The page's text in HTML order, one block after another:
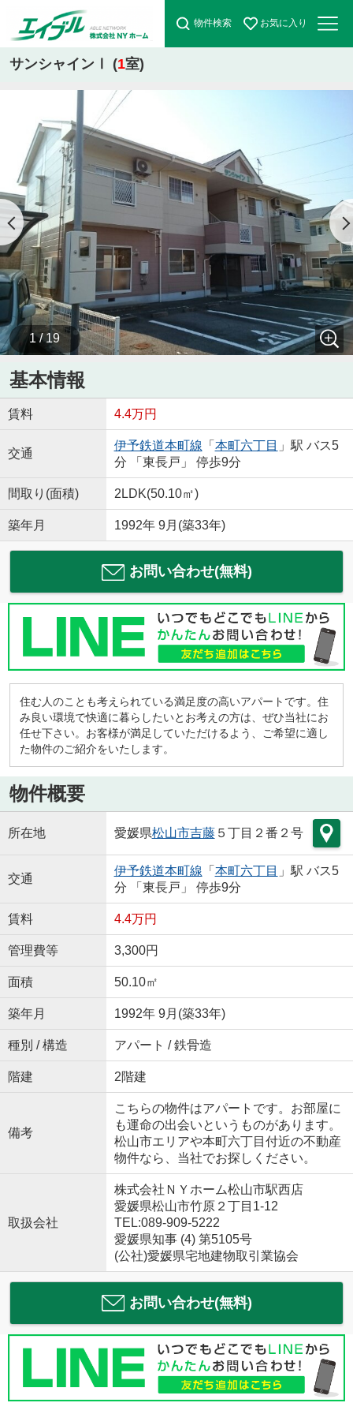
物件検索 お気に入り
サンシャインⅠ (1室)
1 / 19
基本情報
賃料 4.4万円
交通
伊予鉄道本町線 「 本町六丁目 」駅 バス5
分 「東長戸」 停歩9分
間取り(面積) 2LDK(50.10㎡)
築年月 1992年 9月(築33年)
お問い合わせ(無料)
住む人のことも考えられている満足度の高いアパートです。住
み良い環境で快適に暮らしたいとお考えの方は、ぜひ当社にお
任せ下さい。お客様が満足していただけるよう、ご希望に適し
た物件のご紹介をいたします。
物件概要
所在地 愛媛県松山市吉藤５丁目２番２号
交通
伊予鉄道本町線 「 本町六丁目 」駅 バス5
分 「東長戸」 停歩9分
賃料 4.4万円
管理費等 3,300円
面積 50.10㎡
築年月 1992年 9月(築33年)
種別 / 構造 アパート / 鉄骨造
階建 2階建
備考
こちらの物件はアパートです。お部屋に
も運命の出会いというものがあります。
松山市エリアや本町六丁目付近の不動産
物件なら、当社でお探しください。
取扱会社
株式会社ＮＹホーム松山市駅西店
愛媛県松山市竹原２丁目1-12
TEL:089-909-5222
愛媛県知事 (4) 第5105号
(公社)愛媛県宅地建物取引業協会
お問い合わせ(無料)